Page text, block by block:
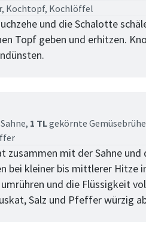
Kochtopf, Kochlöffel
und die Schalotte
Topf geben und erhitzen.
Sahne, 1 TLgekörnte
zusammen mit der Sahne
bei kleiner bis mittlerer Hitze
und die Flüssigkeit
Salz und Pfeffer würzig